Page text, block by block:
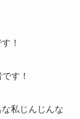
！
す！
私じんじんな